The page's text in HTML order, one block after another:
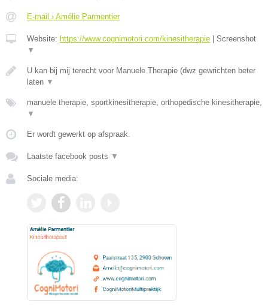
E-mail › Amélie Parmentier
Website: https://www.cognimotori.com/kinesitherapie
Screenshot
▼
U kan bij mij terecht voor Manuele Therapie (dwz gewrichten beter
laten ▼
manuele therapie, sportkinesitherapie, orthopedische kinesitherapie,
▼
Er wordt gewerkt op afspraak.
Laatste facebook posts ▼
Sociale media: